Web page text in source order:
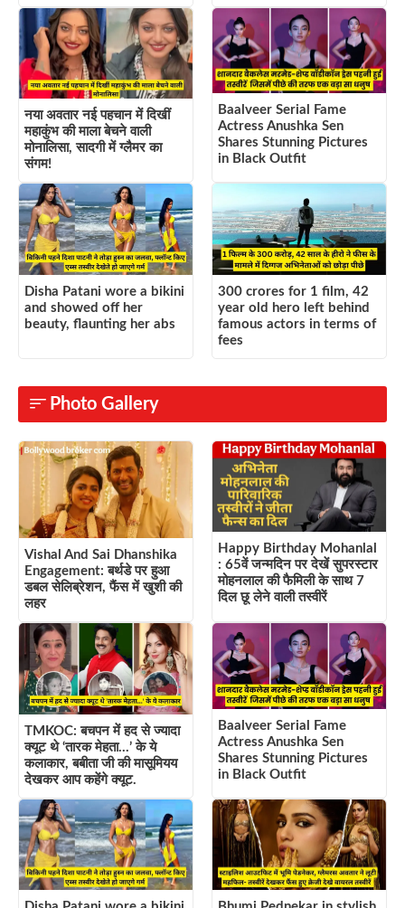
नया अवतार नई पहचान में दिखीं
महाकुंभ की माला बेचने वाली
मोनालिसा, सादगी में ग्लैमर का
संगम!
Baalveer Serial Fame
Actress Anushka Sen
Shares Stunning Pictures
in Black Outfit
Disha Patani wore a bikini
and showed off her
beauty, flaunting her abs
300 crores for 1 film, 42
year old hero left behind
famous actors in terms of
fees
Photo Gallery
Vishal And Sai Dhanshika
Engagement: बर्थडे पर हुआ
डबल सेलिब्रेशन, फैंस में खुशी की
लहर
Happy Birthday Mohanlal
: 65वें जन्मदिन पर देखें सुपरस्टार
मोहनलाल की फैमिली के साथ 7
दिल छू लेने वाली तस्वीरें
TMKOC: बचपन में हद से ज्यादा
क्यूट थे ‘तारक मेहता…’ के ये
कलाकार, बबीता जी की मासूमियय
देखकर आप कहेंगे क्यूट.
Baalveer Serial Fame
Actress Anushka Sen
Shares Stunning Pictures
in Black Outfit